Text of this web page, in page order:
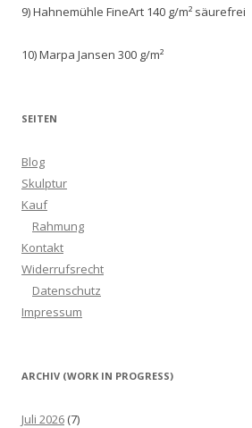
9) Hahnemühle FineArt 140 g/m² säurefrei
10) Marpa Jansen 300 g/m²
SEITEN
Blog
Skulptur
Kauf
Rahmung
Kontakt
Widerrufsrecht
Datenschutz
Impressum
ARCHIV (WORK IN PROGRESS)
Juli 2026 (7)